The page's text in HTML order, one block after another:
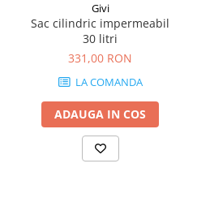
Givi
Sac cilindric impermeabil
30 litri
331,00 RON
LA COMANDA
ADAUGA IN COS